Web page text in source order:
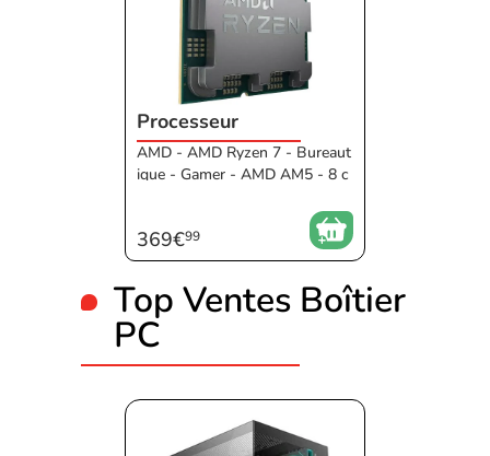
Processeur
AMD - AMD Ryzen 7 - Bureaut
ique - Gamer - AMD AM5 - 8 c
GPU - Sans ventilateur - 96Mo
- AMD
369€99
Top Ventes Boîtier
PC